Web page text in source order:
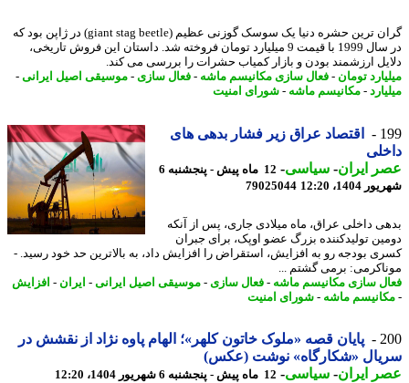
گران ترین حشره دنیا یک سوسک گوزنی عظیم (giant stag beetle) در ژاپن بود که
در سال 1999 با قیمت 9 میلیارد تومان فروخته شد. داستان این فروش تاریخی،
ارزشمند بودن و بازار کمیاب حشرات را بررسی می کند.
تومان-فعال سازی مکانیسم ماشه-فعال سازی- موسیقی اصیل ایرانی-
-مکانیسم ماشه-شورای امنیت
اقتصاد عراق زیر فشار بدهی های
ایران- سیاسی-
12 ماه پیش - پنجشنبه 6
12:20
79025044
داخلی عراق، ماه میلادی جاری، پس از آنکه
تولیدکننده بزرگ عضو اوپک، برای جبران
بودجه رو به افزایش، استقراض را افزایش داد، به بالاترین حد خود رسید. -
برمی گشتم ...
سازی مکانیسم ماشه-فعال سازی- موسیقی اصیل ایرانی- ایران -
افزایش
ماشه-شورای امنیت
پایان قصه «ملوک خاتون کلهر»؛ الهام پاوه نژاد از نقشش در
«شکارگاه» نوشت (عکس)
ایران- سیاسی-12 ماه پیش - پنجشنبه 6 شهریور 1404، 12:20